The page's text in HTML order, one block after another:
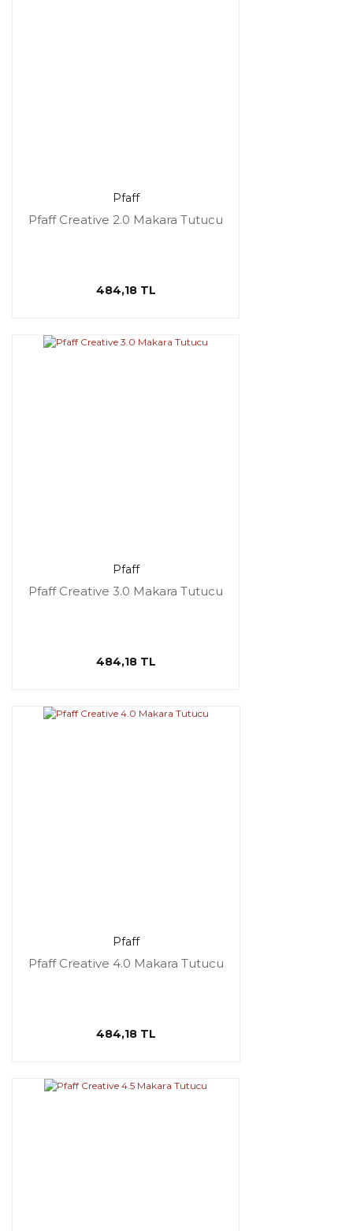
Pfaff
Pfaff Creative 2.0 Makara Tutucu
484,18 TL
Pfaff
Pfaff Creative 3.0 Makara Tutucu
484,18 TL
Pfaff
Pfaff Creative 4.0 Makara Tutucu
484,18 TL